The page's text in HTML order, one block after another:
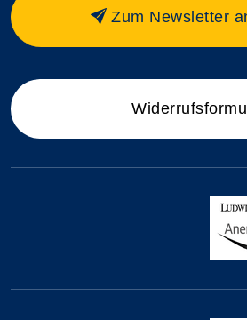
Zum Newsletter